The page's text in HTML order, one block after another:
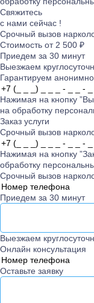
Свяжитесь
с нами сейчас !
Срочный вызов
Стоимость от 2 500 ₽
Приедем за 30 минут
Выезжаем
Гарантируем
Нажимая на кнопку
на обработку
Заказ услуги
Срочный вызов
Нажимая на кнопку
обработку
Срочный вызов
Приедем за 30 минут
Выезжаем
Онлайн консультация
Оставьте заявку